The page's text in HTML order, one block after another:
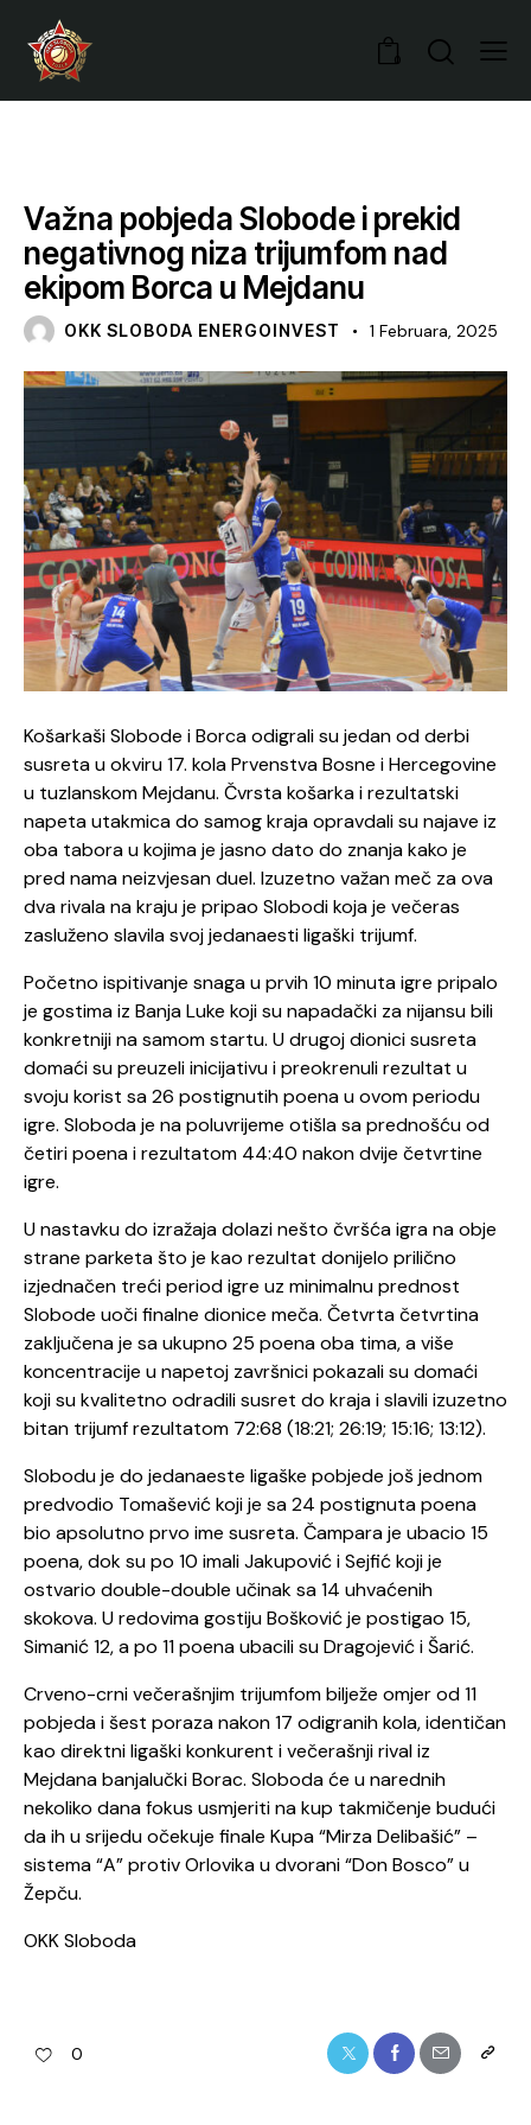
0
Važna pobjeda Slobode i prekid
negativnog niza trijumfom nad
ekipom Borca u Mejdanu
OKK SLOBODA ENERGOINVEST 1 Februara, 2025
Košarkaši Slobode i Borca odigrali su jedan od derbi
susreta u okviru 17. kola Prvenstva Bosne i Hercegovine
u tuzlanskom Mejdanu. Čvrsta košarka i rezultatski
napeta utakmica do samog kraja opravdali su najave iz
oba tabora u kojima je jasno dato do znanja kako je
pred nama neizvjesan duel. Izuzetno važan meč za ova
dva rivala na kraju je pripao Slobodi koja je večeras
zasluženo slavila svoj jedanaesti ligaški trijumf.
Početno ispitivanje snaga u prvih 10 minuta igre pripalo
je gostima iz Banja Luke koji su napadački za nijansu bili
konkretniji na samom startu. U drugoj dionici susreta
domaći su preuzeli inicijativu i preokrenuli rezultat u
svoju korist sa 26 postignutih poena u ovom periodu
igre. Sloboda je na poluvrijeme otišla sa prednošću od
četiri poena i rezultatom 44:40 nakon dvije četvrtine
igre.
U nastavku do izražaja dolazi nešto čvršća igra na obje
strane parketa što je kao rezultat donijelo prilično
izjednačen treći period igre uz minimalnu prednost
Slobode uoči finalne dionice meča. Četvrta četvrtina
zaključena je sa ukupno 25 poena oba tima, a više
koncentracije u napetoj završnici pokazali su domaći
koji su kvalitetno odradili susret do kraja i slavili izuzetno
bitan trijumf rezultatom 72:68 (18:21; 26:19; 15:16; 13:12).
Slobodu je do jedanaeste ligaške pobjede još jednom
predvodio Tomašević koji je sa 24 postignuta poena
bio apsolutno prvo ime susreta. Čampara je ubacio 15
poena, dok su po 10 imali Jakupović i Sejfić koji je
ostvario double-double učinak sa 14 uhvaćenih
skokova. U redovima gostiju Bošković je postigao 15,
Simanić 12, a po 11 poena ubacili su Dragojević i Šarić.
Crveno-crni večerašnjim trijumfom bilježe omjer od 11
pobjeda i šest poraza nakon 17 odigranih kola, identičan
kao direktni ligaški konkurent i večerašnji rival iz
Mejdana banjalučki Borac. Sloboda će u narednih
nekoliko dana fokus usmjeriti na kup takmičenje budući
da ih u srijedu očekuje finale Kupa “Mirza Delibašić” –
sistema “A” protiv Orlovika u dvorani “Don Bosco” u
Žepču.
OKK Sloboda
0